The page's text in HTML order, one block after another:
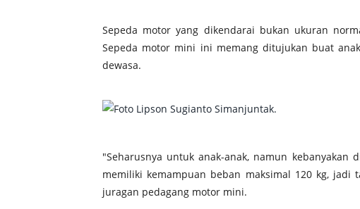
Sepeda motor yang dikendarai bukan ukuran
Sepeda motor mini ini memang ditujukan buat
dewasa.
"Seharusnya untuk anak-anak, namun kebanyakan
memiliki kemampuan beban maksimal 120 kg, jadi
juragan pedagang motor mini.